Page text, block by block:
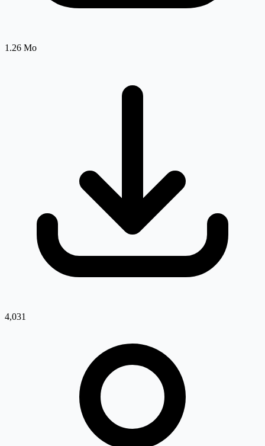
1.26 Mo
4,031